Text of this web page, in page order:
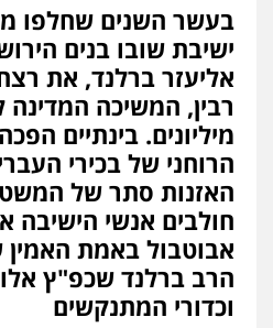
בעשר השנים שחלפו
ישיבת שובו בנים
אליעזר ברלנד, את
רבין, המשיכה
מיליונים. בינתיים
הרוחני של בכירי
האזנות סתר של
חולבים אנשי הישיבה
אבוטבול באמת האמין
הרב ברלנד שכפ"ץ
וכדורי המתנקשים